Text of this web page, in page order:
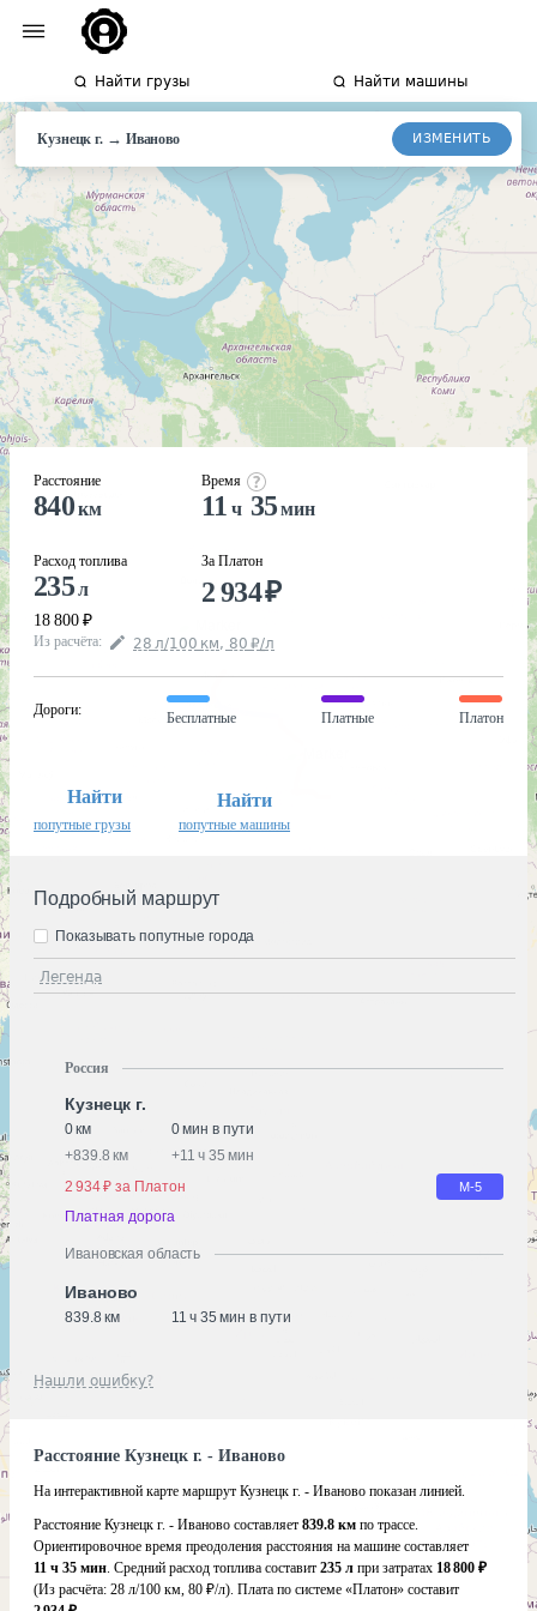
Найти грузы Найти машины
Кузнецк г. → Иваново ИЗМЕНИТЬ
Расстояние
840км
Расход топлива
235л
18 800 ₽
Время
11 ч 35 мин
За Платон
2 934₽
Из расчёта: 28 л/100 км, 80 ₽/л
Дороги:
Бесплатные Платные Платон
Найти
попутные грузы
Найти
попутные машины
Подробный маршрут
Легенда
Показывать попутные города
Россия
Кузнецк г.
0 км
0 мин в пути
+839.8 км +11 ч 35 мин
2 934 ₽ за Платон
М-5
Платная дорога
Ивановская область
Иваново
839.8 км 11 ч 35 мин в пути
Нашли ошибку?
Расстояние Кузнецк г. - Иваново
На интерактивной карте маршрут Кузнецк г. - Иваново показан линией.
Расстояние Кузнецк г. - Иваново составляет 839.8 км по трассе.
Ориентировочное время преодоления расстояния на машине составляет
11 ч 35 мин. Средний расход топлива составит 235 л при затратах 18 800 ₽
(Из расчёта: 28 л/100 км, 80 ₽/л). Плата по системе «Платон» составит